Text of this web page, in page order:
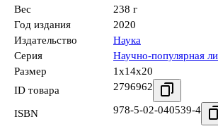
Вес
238 г
Год издания
2020
Издательство
Наука
Серия
Научно-популярная
Размер
1x14x20
ID товара
2796962
ISBN 978-5-02-040539-4